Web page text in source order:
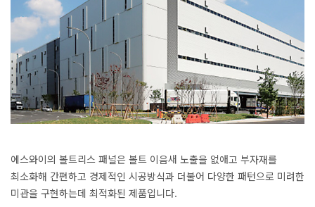
에스와이의 볼트리스 패널은 볼트 이음새 노출을 없애고 부자재를
최소화해 간편하고 경제적인 시공방식과 더불어 다양한 패턴으로 미려한
미관을 구현하는데 최적화된 제품입니다.